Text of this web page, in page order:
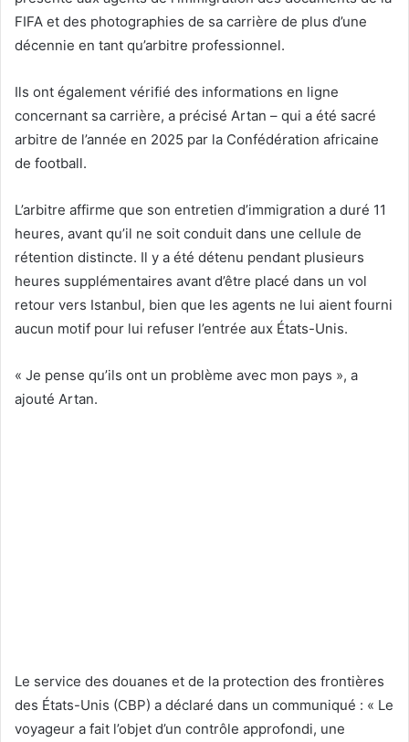
FIFA et des photographies de sa carrière de plus d’une
décennie en tant qu’arbitre professionnel.
Ils ont également vérifié des informations en ligne
concernant sa carrière, a précisé Artan – qui a été sacré
arbitre de l’année en 2025 par la Confédération africaine
de football.
L’arbitre affirme que son entretien d’immigration a duré 11
heures, avant qu’il ne soit conduit dans une cellule de
rétention distincte. Il y a été détenu pendant plusieurs
heures supplémentaires avant d’être placé dans un vol
retour vers Istanbul, bien que les agents ne lui aient fourni
aucun motif pour lui refuser l’entrée aux États-Unis.
« Je pense qu’ils ont un problème avec mon pays », a
ajouté Artan.
Le service des douanes et de la protection des frontières
des États-Unis (CBP) a déclaré dans un communiqué : « Le
voyageur a fait l’objet d’un contrôle approfondi, une